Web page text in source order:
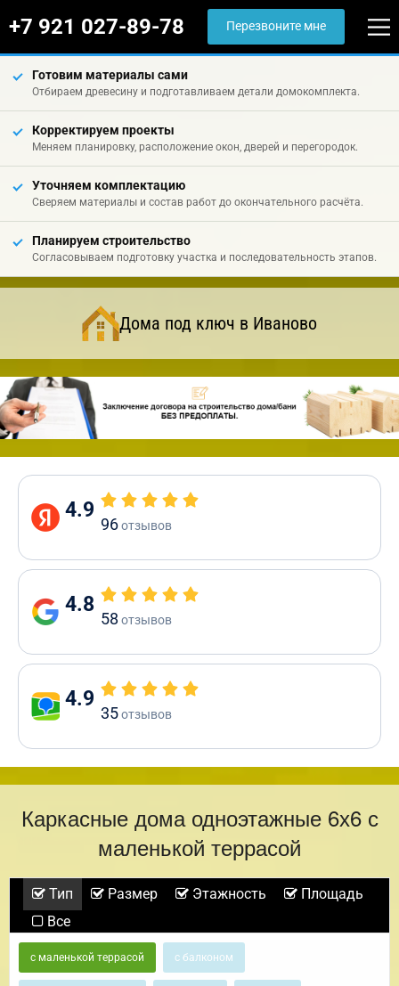
+7 921 027-89-78 Перезвоните мне
Готовим материалы сами
Отбираем древесину и подготавливаем детали домокомплекта.
Корректируем проекты
Меняем планировку, расположение окон, дверей и перегородок.
Уточняем комплектацию
Сверяем материалы и состав работ до окончательного расчёта.
Планируем строительство
Согласовываем подготовку участка и последовательность этапов.
Дома под ключ в Иваново
4.9
96отзывов
4.8
58 отзывов
4.9
35отзывов
Каркасные дома одноэтажные 6х6 с
маленькой террасой
Тип Размер Этажность
Площадь
Все
с маленькой террасой с балконом